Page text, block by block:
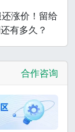
涨价！留给
有多久？
合作咨询